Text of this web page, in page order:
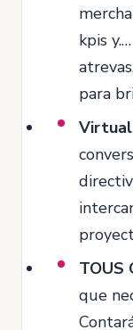
kpis
para
TOUS
que